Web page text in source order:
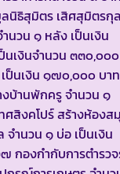
นิธิสุมิตร เสิศสุมิตรกุ
นวน ๑ หลัง เป็นเงิน
เงินจำนวน ๓๓๐,๐๐๐
ป็นเงิน ๑๗๐,๐๐๐ บาท
บ้านพักครู จำนวน ๑
ศสิงคโปร์ สร้างห้องส
ำนวน ๑ บ่อ เป็นเงิน
กองกำกับการตำรวจ